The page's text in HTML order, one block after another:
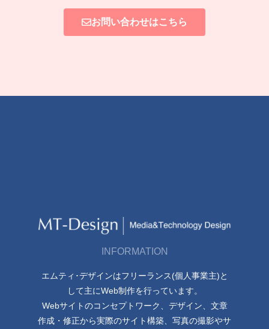
お問い合わせはこちら
INFORMATION
エムティ･デザインはフリーランス(個人事業主)と
して主にWeb制作を行っています。
Webサイトのコンセプトワーク、デザイン、文章
作成・修正から実際のサイト構築、写真の撮影やサ